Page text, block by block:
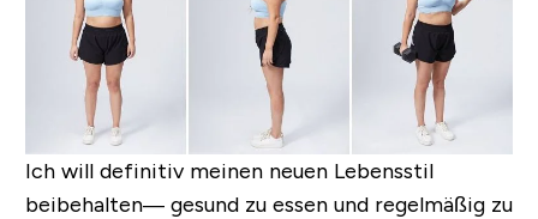
Ich will definitiv meinen neuen Lebensstil
beibehalten— gesund zu essen und regelmäßig zu